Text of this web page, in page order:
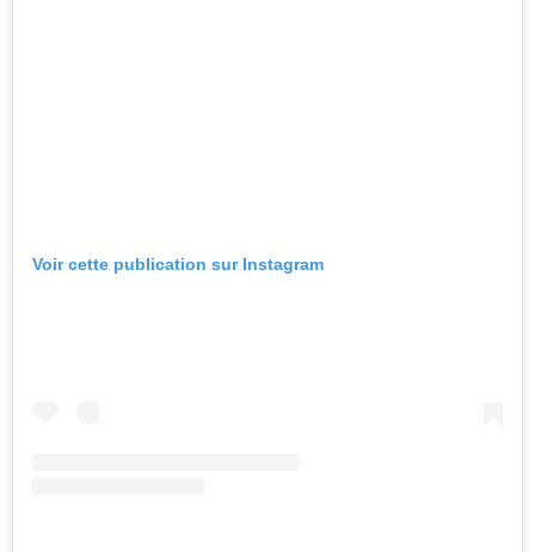
Voir cette publication sur Instagram